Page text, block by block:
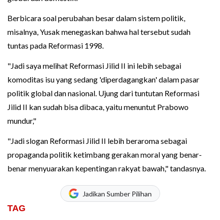
Berbicara soal perubahan besar dalam sistem politik,
misalnya, Yusak menegaskan bahwa hal tersebut sudah
tuntas pada Reformasi 1998.
"Jadi saya melihat Reformasi Jilid II ini lebih sebagai
komoditas isu yang sedang 'diperdagangkan' dalam pasar
politik global dan nasional. Ujung dari tuntutan Reformasi
Jilid II kan sudah bisa dibaca, yaitu menuntut Prabowo
mundur,"
"Jadi slogan Reformasi Jilid II lebih beraroma sebagai
propaganda politik ketimbang gerakan moral yang benar-
benar menyuarakan kepentingan rakyat bawah," tandasnya.
Jadikan Sumber Pilihan
TAG